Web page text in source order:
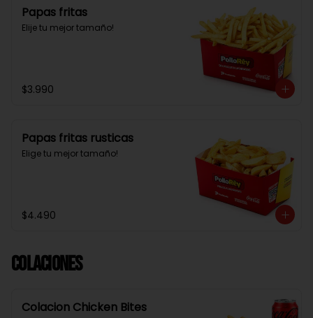
Papas fritas
Elije tu mejor tamaño!
$3.990
Papas fritas rusticas
Elige tu mejor tamaño!
$4.490
Colaciones
Colacion Chicken Bites